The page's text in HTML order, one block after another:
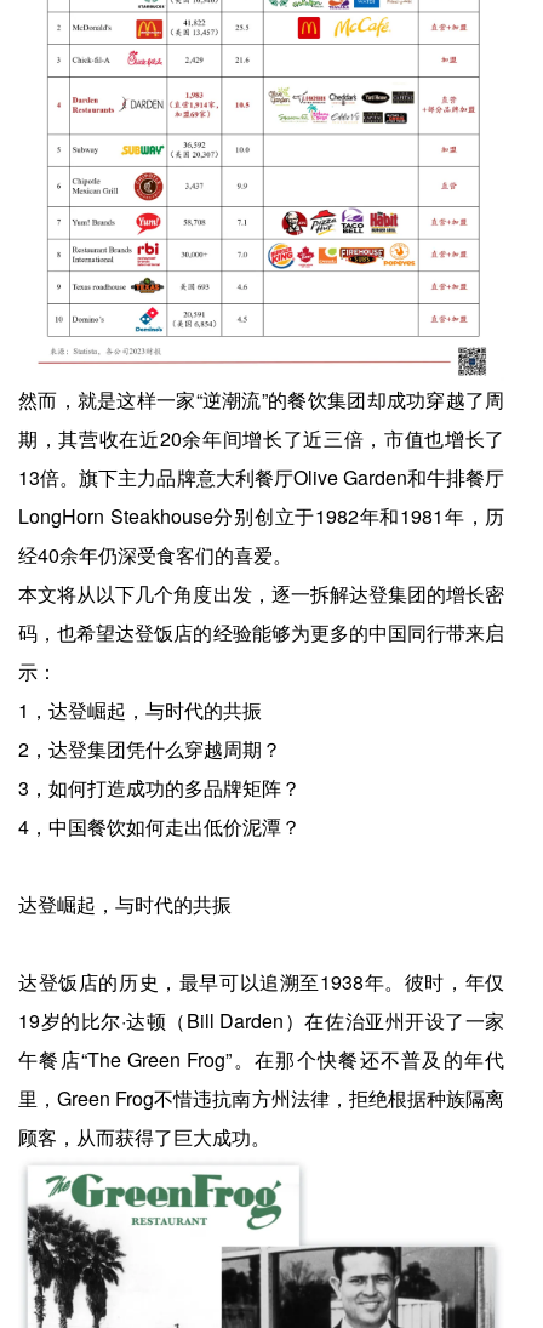
然而，就是这样一家“逆潮流”的餐饮集团却成功穿越了周
期，其营收在近20余年间增长了近三倍，市值也增长了
13倍。旗下主力品牌意大利餐厅Olive Garden和牛排餐厅
LongHorn Steakhouse分别创立于1982年和1981年，历
经40余年仍深受食客们的喜爱。
本文将从以下几个角度出发，逐一拆解达登集团的增长密
码，也希望达登饭店的经验能够为更多的中国同行带来启
示：
1，达登崛起，与时代的共振
2，达登集团凭什么穿越周期？
3，如何打造成功的多品牌矩阵？
4，中国餐饮如何走出低价泥潭？
达登崛起，与时代的共振
达登饭店的历史，最早可以追溯至1938年。彼时，年仅
19岁的比尔·达顿（Bill Darden）在佐治亚州开设了一家
午餐店“The Green Frog”。在那个快餐还不普及的年代
里，Green Frog不惜违抗南方州法律，拒绝根据种族隔离
顾客，从而获得了巨大成功。